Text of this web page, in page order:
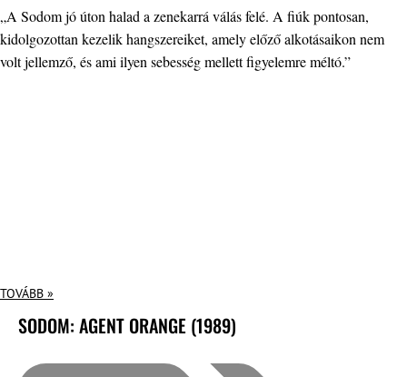
„A Sodom jó úton halad a zenekarrá válás felé. A fiúk pontosan,
kidolgozottan kezelik hangszereiket, amely előző alkotásaikon nem
volt jellemző, és ami ilyen sebesség mellett figyelemre méltó.”
TOVÁBB »
SODOM: AGENT ORANGE (1989)